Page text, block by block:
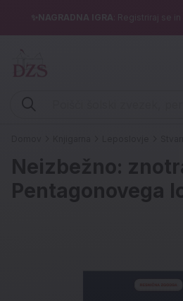
✨NAGRADNA IGRA : Registriraj se
Vpišite iskalni niz (šolski
Neizbežno:
Pentagonovega